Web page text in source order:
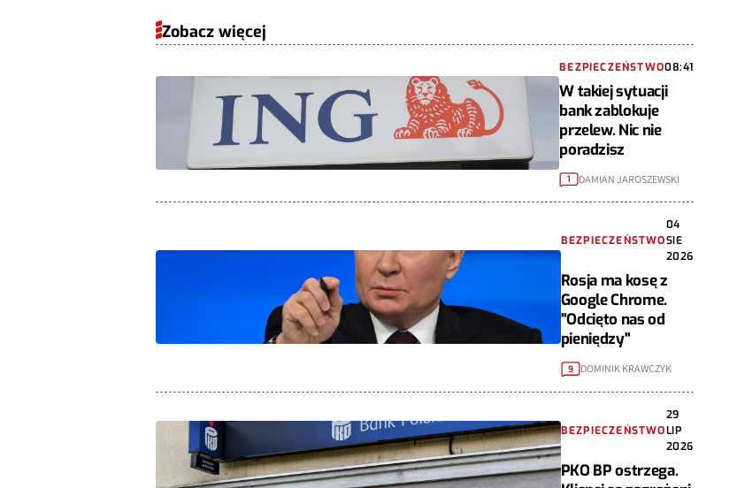
Zobacz więcej
BEZPIECZEŃSTWO08:41
W takiej sytuacji
bank zablokuje
przelew. Nic nie
poradzisz
1 DAMIAN JAROSZEWSKI
BEZPIECZEŃSTWO
04
SIE
2026
Rosja ma kosę z
Google Chrome.
"Odcięto nas od
pieniędzy"
9 DOMINIK KRAWCZYK
BEZPIECZEŃSTWO
29
LIP
2026
PKO BP ostrzega.